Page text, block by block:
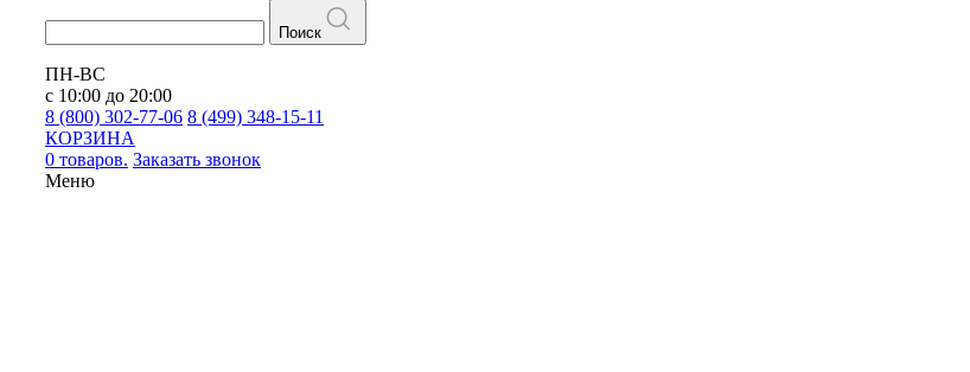
Поиск
ПН-ВС
с 10:00 до 20:00
8 (800) 302-77-06 8 (499) 348-15-11
КОРЗИНА
0 товаров. Заказать звонок
Меню